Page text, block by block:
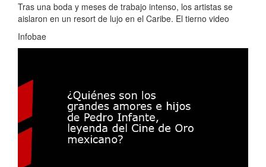
Tras una boda y meses de trabajo intenso, los artistas se
aislaron en un resort de lujo en el Caribe. El tierno video
Infobae